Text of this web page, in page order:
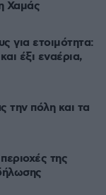
Χαμάς
για ετοιμότητα:
έξι εναέρια,
την πόλη και τα
της